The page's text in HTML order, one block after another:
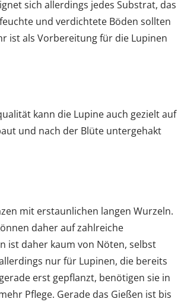
sich allerdings jedes Substrat, das
und verdichtete Böden sollten
ist als Vorbereitung für die Lupinen
kann die Lupine auch gezielt auf
und nach der Blüte untergehakt
mit erstaunlichen langen Wurzeln.
daher auf zahlreiche
ist daher kaum von Nöten, selbst
nur für Lupinen, die bereits
erst gepflanzt, benötigen sie in
Pflege. Gerade das Gießen ist bis